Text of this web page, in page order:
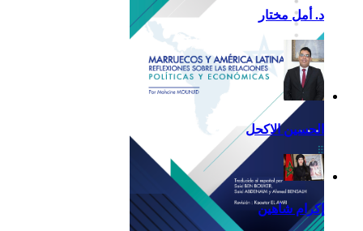
د. أمل مختار
الحسين الاكحل
إكرام شاهين